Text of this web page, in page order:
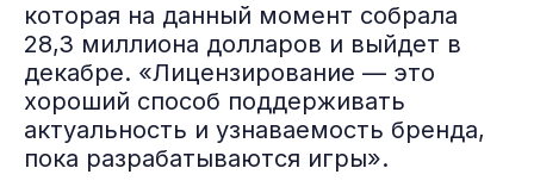
которая на данный момент собрала
28,3 миллиона долларов и выйдет в
декабре. «Лицензирование — это
хороший способ поддерживать
актуальность и узнаваемость бренда,
пока разрабатываются игры».